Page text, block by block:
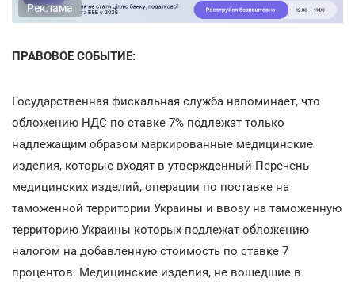
Реклама
ПРАВОВОЕ СОБЫТИЕ:
Государственная фискальная служба напоминает, что
обложению НДС по ставке 7% подлежат только
надлежащим образом маркированные медицинские
изделия, которые входят в утвержденный Перечень
медицинских изделий, операции по поставке на
таможенной территории Украины и ввозу на таможенную
территорию Украины которых подлежат обложению
налогом на добавленную стоимость по ставке 7
процентов. Медицинские изделия, не вошедшие в